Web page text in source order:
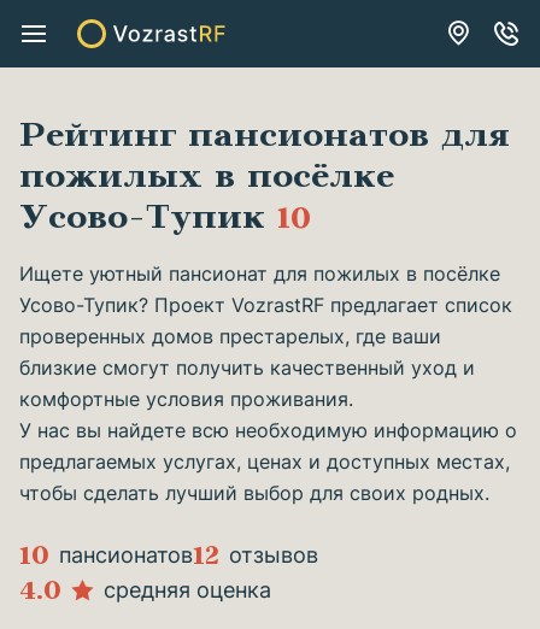
Рейтинг пансионатов для
пожилых в посёлке
Усово-Тупик 10
Ищете уютный пансионат для пожилых в посёлке
Усово-Тупик? Проект VozrastRF предлагает список
проверенных домов престарелых, где ваши
близкие смогут получить качественный уход и
комфортные условия проживания.
У нас вы найдете всю необходимую информацию о
предлагаемых услугах, ценах и доступных местах,
чтобы сделать лучший выбор для своих родных.
10 пансионатов12 отзывов
4.0 средняя оценка